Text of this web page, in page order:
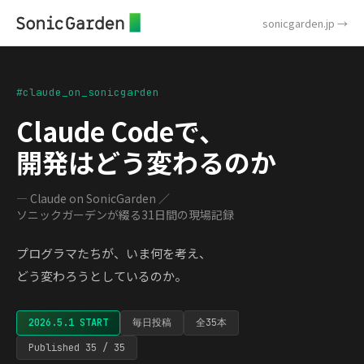
sonicgarden.jp →
#claude_on_sonicgarden
Claude Codeで、
開発はどう変わるのか
— Claude on SonicGarden ／
ソニックガーデンが綴る31日間の現場記録
プログラマたちが、いま何を考え、
どう変わろうとしているのか。
2026.5.1 START 毎日投稿
全35本
Published 35 / 35